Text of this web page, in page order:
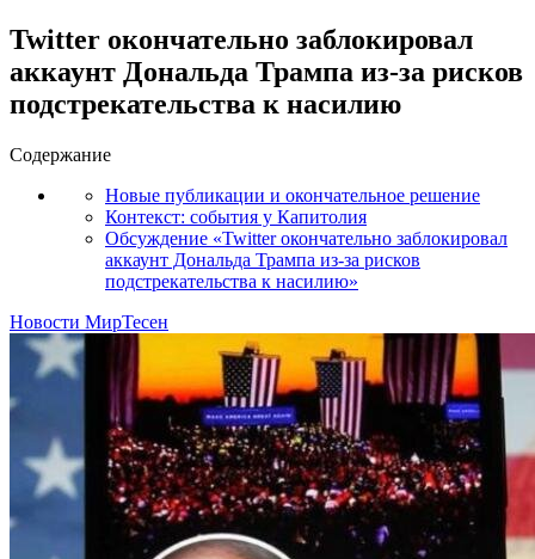
Twitter окончательно заблокировал
аккаунт Дональда Трампа из-за рисков
подстрекательства к насилию
Содержание
Новые публикации и окончательное решение
Контекст: события у Капитолия
Обсуждение «Twitter окончательно заблокировал
аккаунт Дональда Трампа из-за рисков
подстрекательства к насилию»
Новости МирТесен